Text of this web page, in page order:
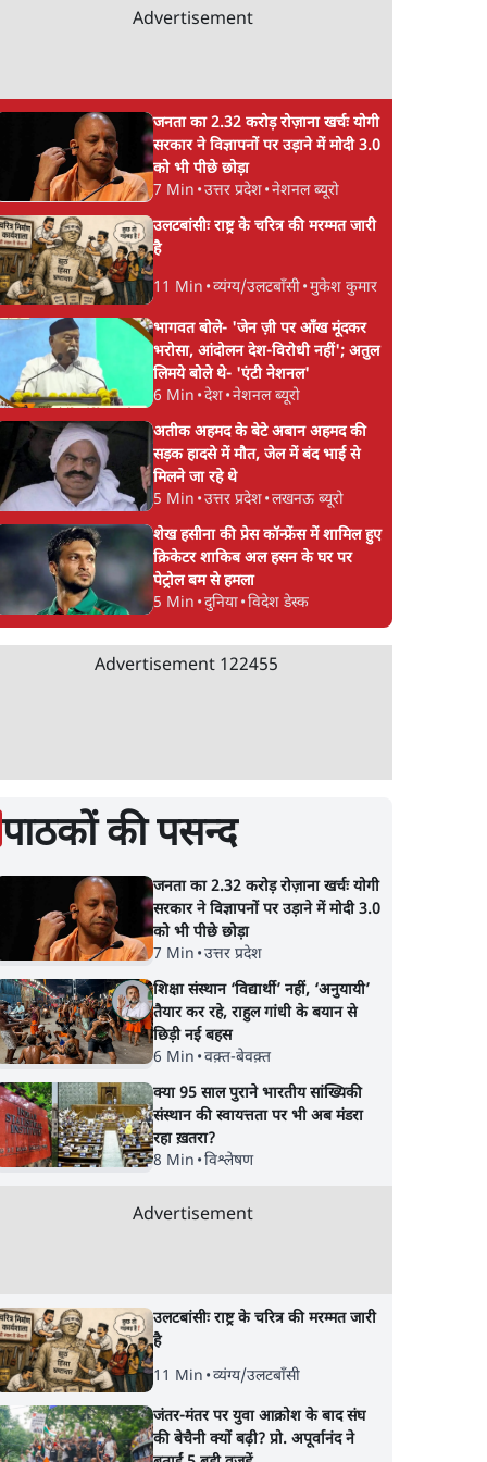
Advertisement
जनता का 2.32 करोड़ रोज़ाना खर्चः योगी
सरकार ने विज्ञापनों पर उड़ाने में मोदी 3.0
को भी पीछे छोड़ा
7 Min •उत्तर प्रदेश•नेशनल ब्यूरो
उलटबांसीः राष्ट्र के चरित्र की मरम्मत जारी
है
11 Min •व्यंग्य/उलटबाँसी•मुकेश कुमार
भागवत बोले- 'जेन ज़ी पर आँख मूंदकर
भरोसा, आंदोलन देश-विरोधी नहीं'; अतुल
लिमये बोले थे- 'एंटी नेशनल'
6 Min •देश•नेशनल ब्यूरो
अतीक अहमद के बेटे अबान अहमद की
सड़क हादसे में मौत, जेल में बंद भाई से
मिलने जा रहे थे
5 Min •उत्तर प्रदेश•लखनऊ ब्यूरो
शेख हसीना की प्रेस कॉन्फ्रेंस में शामिल हुए
क्रिकेटर शाकिब अल हसन के घर पर
पेट्रोल बम से हमला
5 Min •दुनिया•विदेश डेस्क
Advertisement 122455
पाठकों की पसन्द
जनता का 2.32 करोड़ रोज़ाना खर्चः योगी
सरकार ने विज्ञापनों पर उड़ाने में मोदी 3.0
को भी पीछे छोड़ा
7 Min •उत्तर प्रदेश
शिक्षा संस्थान ‘विद्यार्थी’ नहीं, ‘अनुयायी’
तैयार कर रहे, राहुल गांधी के बयान से
छिड़ी नई बहस
6 Min •वक़्त-बेवक़्त
क्या 95 साल पुराने भारतीय सांख्यिकी
संस्थान की स्वायत्तता पर भी अब मंडरा
रहा ख़तरा?
8 Min •विश्लेषण
Advertisement
उलटबांसीः राष्ट्र के चरित्र की मरम्मत जारी
है
11 Min •व्यंग्य/उलटबाँसी
जंतर-मंतर पर युवा आक्रोश के बाद संघ
की बेचैनी क्यों बढ़ी? प्रो. अपूर्वानंद ने